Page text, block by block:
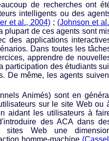
de recherches ont
intelligents ou des
et al., 2004) ; (Johnson et
plupart de ces agents sont
des applications
Dans toutes les
apprendre de
participation des étudiants
De même, les agents
Animés) sont en général
sur le site Web ou
aidant les utilisateurs à
des ACA dans
Web une
homme-machine